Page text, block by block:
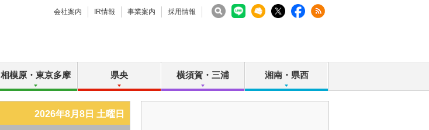
会社案内 IR情報 事業案内 採用情報
相模原・東京多摩 県央 横須賀・三浦 湘南・県西
2026年8月8日 土曜日